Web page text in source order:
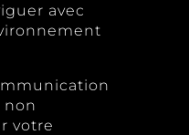
avec
non
votre